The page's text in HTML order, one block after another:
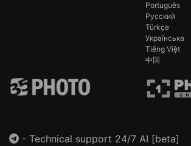
Português
Русский
Türkçe
Українська
Tiếng Việt
中国
- Technical support 24/7 AI [beta]